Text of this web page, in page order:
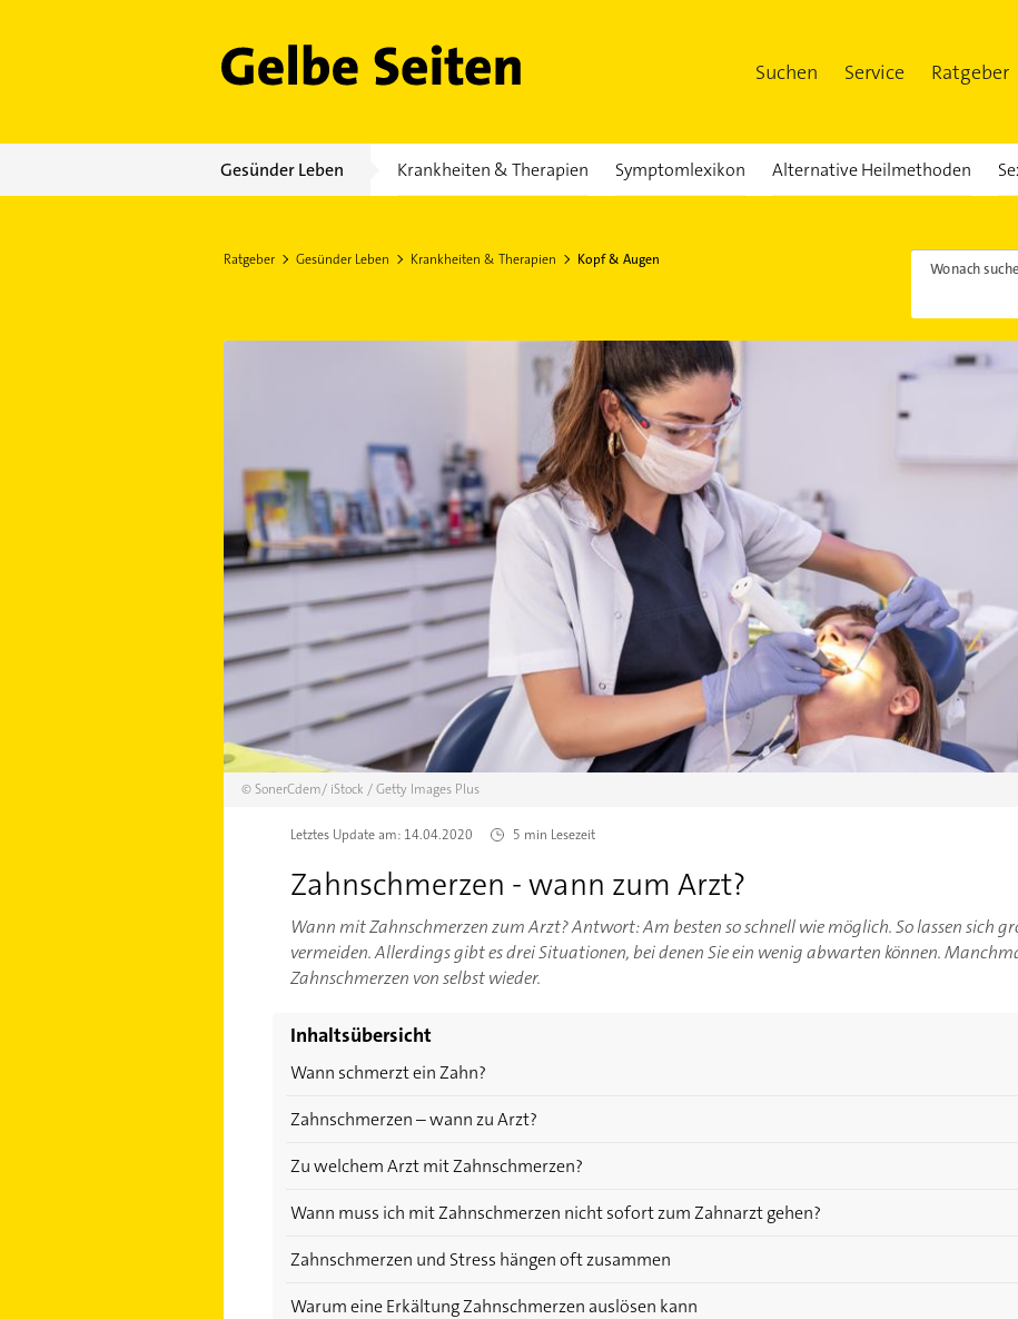
Gelbe Seiten Suchen Service Ratgeber
Gesünder Leben Krankheiten & Therapien Symptomlexikon Alternative Heilmethoden
Ratgeber Gesünder Leben Krankheiten & Therapien Kopf & Augen Wonach
©SonerCdem/ iStock / Getty Images Plus
Letztes Update am: 14.04.2020 5 min Lesezeit
Zahnschmerzen - wann zum Arzt?
Wann mit Zahnschmerzen zum Arzt? Antwort: Am besten so schnell wie möglich. So lassen sich
vermeiden. Allerdings gibt es drei Situationen, bei denen Sie ein wenig abwarten können.
Zahnschmerzen von selbst wieder.
Inhaltsübersicht
Wann schmerzt ein Zahn?
Zahnschmerzen – wann zu Arzt?
Zu welchem Arzt mit Zahnschmerzen?
Wann muss ich mit Zahnschmerzen nicht sofort zum Zahnarzt gehen?
Zahnschmerzen und Stress hängen oft zusammen
Warum eine Erkältung Zahnschmerzen auslösen kann